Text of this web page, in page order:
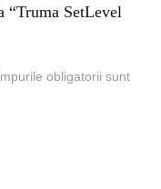
“Truma SetLevel
obligatorii sunt